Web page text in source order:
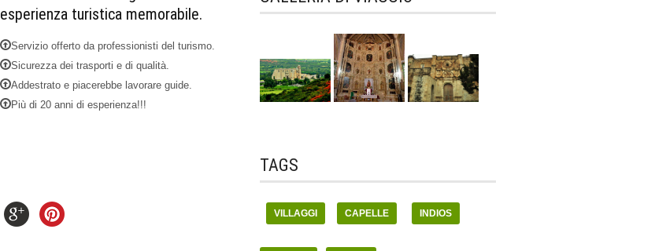
esperienza turistica memorabile.
Servizio offerto da professionisti del turismo.
Sicurezza dei trasporti e di qualità.
Addestrato e piacerebbe lavorare guide.
Più di 20 anni di esperienza!!!
TAGS
VILLAGGI CAPELLE INDIOS